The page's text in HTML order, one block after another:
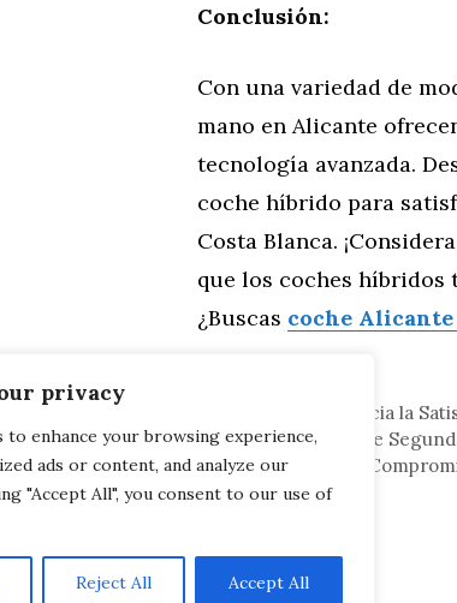
privacy
to enhance your browsing experience,
ads or content, and analyze our
"Accept All", you consent to our use of
Reject All Accept All
Conclusión:
Con una variedad de
mano en Alicante
tecnología avanzada.
coche híbrido para
Costa Blanca.
que los coches híbridos
¿Buscas coche Alicante
Conduciendo hacia la
Adquirir un Coche de
Conducción sin
Ocasión en Alicante